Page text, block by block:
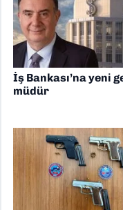
İş Bankası’na yeni
müdür